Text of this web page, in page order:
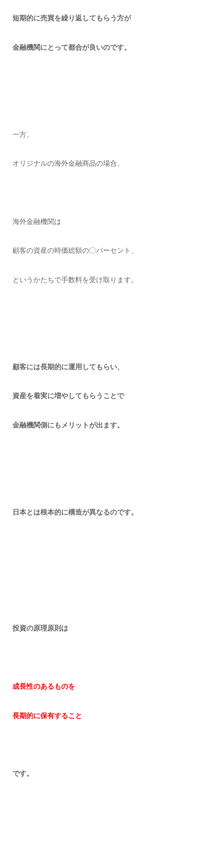
短期的に売買を繰り返してもらう方が
金融機関にとって都合が良いのです。
一方、
オリジナルの海外金融商品の場合、
海外金融機関は
顧客の資産の時価総額の〇パーセント、
というかたちで手数料を受け取ります。
顧客には長期的に運用してもらい、
資産を着実に増やしてもらうことで
金融機関側にもメリットが出ます。
日本とは根本的に構造が異なるのです。
投資の原理原則は
成長性のあるものを
長期的に保有すること
です。